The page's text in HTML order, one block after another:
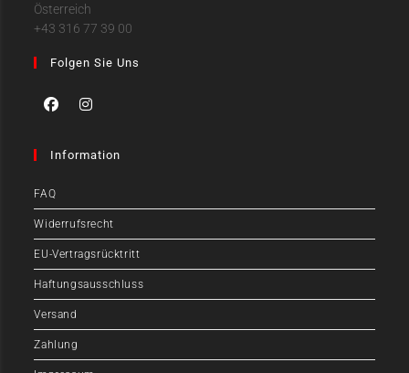
Österreich
+43 316 77 39 00
Folgen Sie Uns
Information
FAQ
Widerrufsrecht
EU-Vertragsrücktritt
Haftungsausschluss
Versand
Zahlung